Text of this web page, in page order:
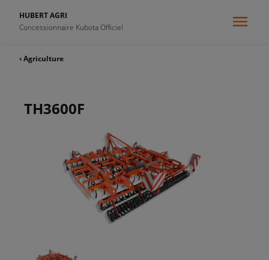
HUBERT AGRI
Concessionnaire Kubota Officiel
‹ Agriculture
TH3600F